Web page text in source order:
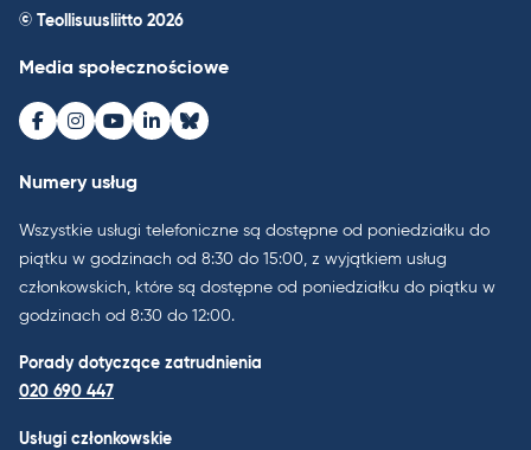
© Teollisuusliitto 2026
Media społecznościowe
Facebook
Instagram
Youtube
LinkedInBluesky
Numery usług
Wszystkie usługi telefoniczne są dostępne od poniedziałku do
piątku w godzinach od 8:30 do 15:00, z wyjątkiem usług
członkowskich, które są dostępne od poniedziałku do piątku w
godzinach od 8:30 do 12:00.
Porady dotyczące zatrudnienia
020 690 447
Usługi członkowskie